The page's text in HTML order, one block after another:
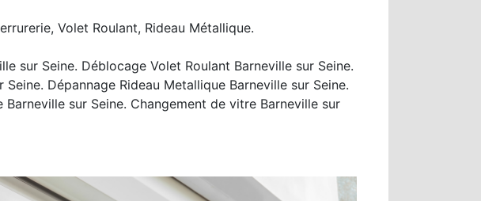
Volet Roulant, Rideau Métallique.
sur Seine. Déblocage Volet Roulant Barneville sur Seine.
Dépannage Rideau Metallique Barneville sur Seine.
sur Seine. Changement de vitre Barneville sur